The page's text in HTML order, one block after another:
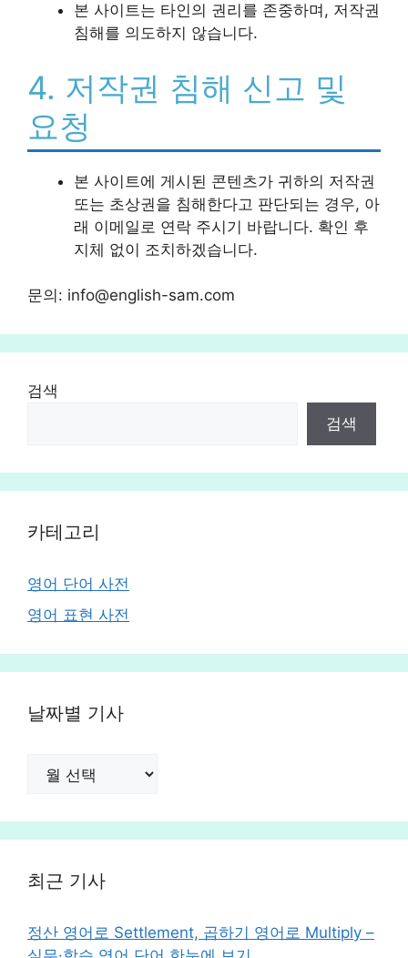
본 사이트는 타인의 권리를 존중하며, 저작권
침해를 의도하지 않습니다.
4. 저작권 침해 신고 및
요청
본 사이트에 게시된 콘텐츠가 귀하의 저작권
또는 초상권을 침해한다고 판단되는 경우, 아
래 이메일로 연락 주시기 바랍니다. 확인 후
지체 없이 조치하겠습니다.
문의: info@english-sam.com
검색
검색
카테고리
영어 단어 사전
영어 표현 사전
날짜별 기사
최근 기사
정산 영어로 Settlement, 곱하기 영어로 Multiply –